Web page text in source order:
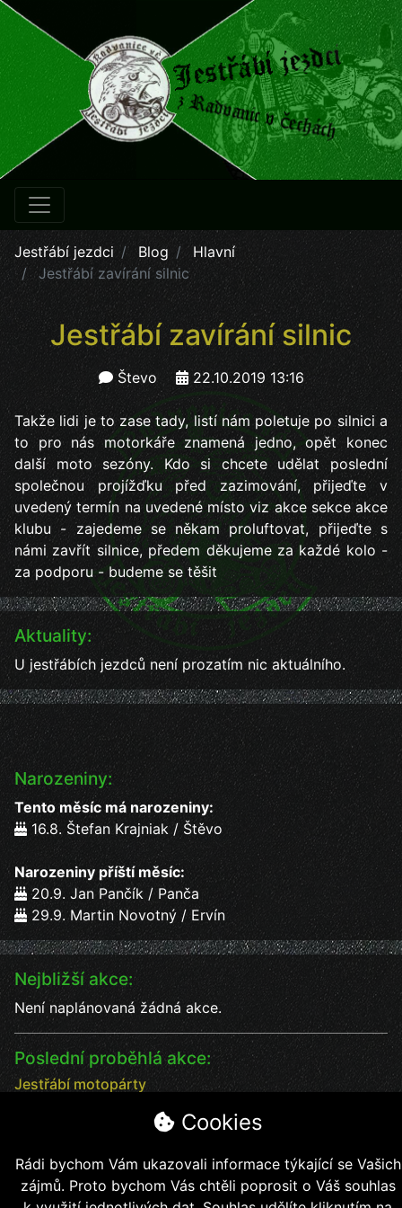
Jestřábí jezdci Blog
Hlavní
Jestřábí zavírání silnic
Aktuality:
U jestřábích jezdců není prozatím nic aktuálního.
Jestřábí zavírání silnic
Števo 22.10.2019 13:16
Takže lidi je to zase tady, listí nám poletuje po silnici a
to pro nás motorkáře znamená jedno, opět konec
další moto sezóny. Kdo si chcete udělat poslední
společnou projížďku před zazimování, přijeďte v
uvedený termín na uvedené místo viz akce sekce akce
klubu - zajedeme se někam proluftovat, přijeďte s
námi zavřít silnice, předem děkujeme za každé kolo -
za podporu - budeme se těšit
Narozeniny:
Tento měsíc má narozeniny:
16.8. Štefan Krajniak / Štěvo
Narozeniny příští měsíc:
20.9. Jan Pančík / Panča
29.9. Martin Novotný / Ervín
Nejbližší akce:
Není naplánovaná žádná akce.
Poslední proběhlá akce:
Jestřábí motopárty
Jestřábí motopárty od 18 - 20.7. vystoupení kapel
Čas: 17:00
Místo:Jestřábí chýše
soutěže, kapely, jídlo, pití bezva kalba
Cookies
Rádi bychom Vám ukazovali informace týkající se Vašich
zájmů. Proto bychom Vás chtěli poprosit o Váš souhlas